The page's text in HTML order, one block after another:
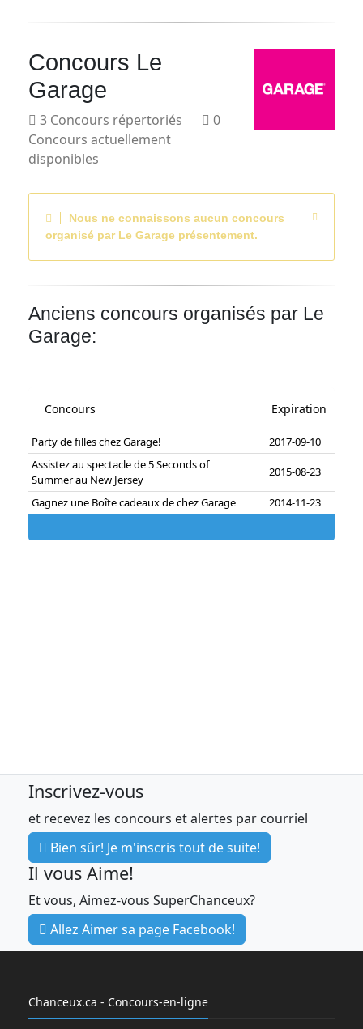
Concours Le
Garage
3 Concours répertoriés
0
Concours actuellement
disponibles
Nous ne connaissons aucun concours
organisé par Le Garage présentement.
Anciens concours organisés par Le
Garage:
Concours Expiration
Party de filles chez Garage!
2017-09-10
Assistez au spectacle de 5 Seconds of
Summer au New Jersey
2015-08-23
Gagnez une Boîte cadeaux de chez Garage 2014-11-23
Inscrivez-vous
et recevez les concours et alertes par courriel
Bien sûr! Je m'inscris tout de suite!
Il vous Aime!
Et vous, Aimez-vous SuperChanceux?
Allez Aimer sa page Facebook!
Chanceux.ca - Concours-en-ligne
Prénom
*